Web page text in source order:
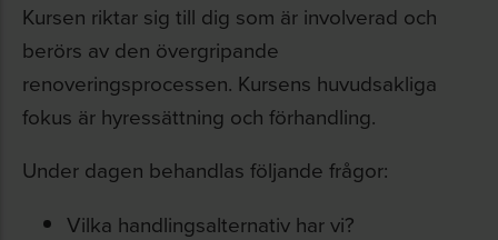
Kursen riktar sig till dig som är involverad och
berörs av den övergripande
renoveringsprocessen. Kursens huvudsakliga
fokus är hyressättning och förhandling.
Under dagen behandlas följande frågor:
Vilka handlingsalternativ har vi?